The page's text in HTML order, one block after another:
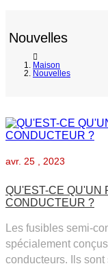
Nouvelles
Maison
Nouvelles
avr. 25 , 2023
QU'EST-CE QU'UN
CONDUCTEUR ?
Les fusibles semi-
spécialement
conducteurs. Ils